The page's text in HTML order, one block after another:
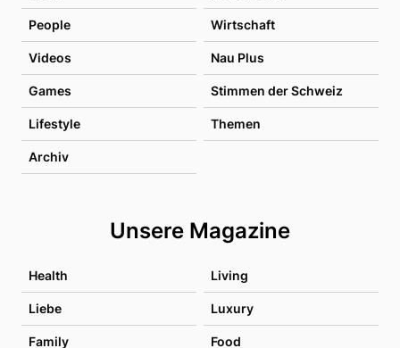
People Wirtschaft
Videos Nau Plus
Games Stimmen der Schweiz
Lifestyle Themen
Archiv
Unsere Magazine
Health Living
Liebe Luxury
Family Food